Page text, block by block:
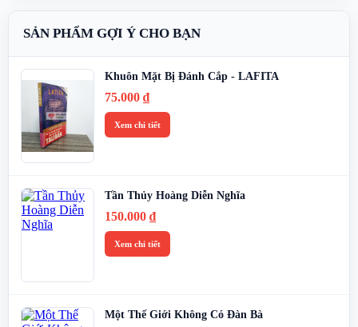
SẢN PHẨM GỢI Ý CHO BẠN
Khuôn Mặt Bị Đánh Cắp - LAFITA
75.000 ₫
Xem chi tiết
Tần Thủy Hoàng Diễn Nghĩa
150.000 ₫
Xem chi tiết
Một Thế Giới Không Có Đàn Bà